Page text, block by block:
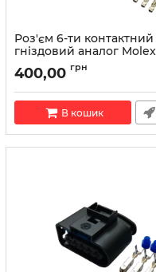
Роз'єм 6-ти контактний
гніздовий аналог
Артикул: 31403-6110
400,00 грн
В кошик